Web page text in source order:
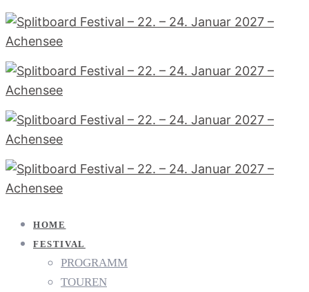
HOME
FESTIVAL
PROGRAMM
TOUREN